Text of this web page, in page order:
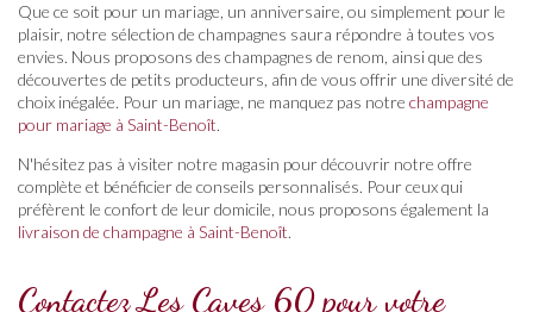
Que ce soit pour un mariage, un anniversaire, ou simplement pour le
plaisir, notre sélection de champagnes saura répondre à toutes vos
envies. Nous proposons des champagnes de renom, ainsi que des
découvertes de petits producteurs, afin de vous offrir une diversité de
choix inégalée. Pour un mariage, ne manquez pas notre champagne
pour mariage à Saint-Benoît.
N'hésitez pas à visiter notre magasin pour découvrir notre offre
complète et bénéficier de conseils personnalisés. Pour ceux qui
préfèrent le confort de leur domicile, nous proposons également la
livraison de champagne à Saint-Benoît.
Contactez Les Caves 60 pour votre